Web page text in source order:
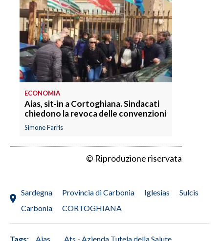
ECONOMIA
Aias, sit-in a Cortoghiana. Sindacati
chiedono la revoca delle convenzioni
Simone Farris
© Riproduzione riservata
Sardegna Provincia di Carbonia Iglesias
Sulcis
Carbonia
CORTOGHIANA
Tags: Aias Ats - Azienda Tutela della Salute